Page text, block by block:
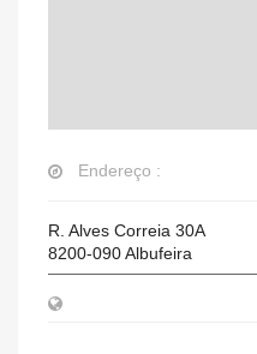
Endereço :
R. Alves Correia 30A
8200-090Albufeira